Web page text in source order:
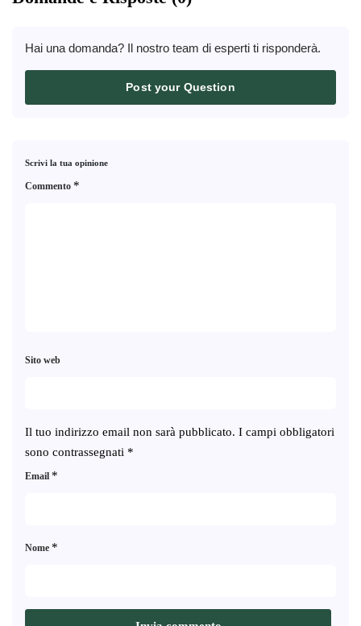
Hai una domanda? Il nostro team di esperti ti risponderà.
Post your Question
Scrivi la tua opinione
Il tuo indirizzo email non sarà pubblicato. I campi obbligatori
sono contrassegnati *
Commento *
Nome *
Email *
Sito web